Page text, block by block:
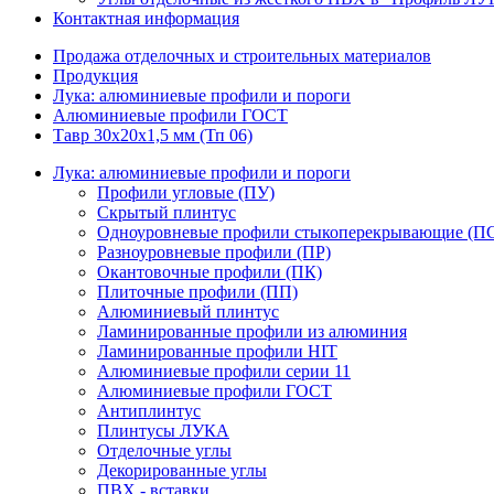
Контактная информация
Продажа отделочных и строительных материалов
Продукция
Лука: алюминиевые профили и пороги
Алюминиевые профили ГОСТ
Тавр 30х20х1,5 мм (Тп 06)
Лука: алюминиевые профили и пороги
Профили угловые (ПУ)
Скрытый плинтус
Одноуровневые профили стыкоперекрывающие
Разноуровневые профили (ПР)
Окантовочные профили (ПК)
Плиточные профили (ПП)
Алюминиевый плинтус
Ламинированные профили из алюминия
Ламинированные профили HIT
Алюминиевые профили серии 11
Алюминиевые профили ГОСТ
Антиплинтус
Плинтусы ЛУКА
Отделочные углы
Декорированные углы
ПВХ - вставки